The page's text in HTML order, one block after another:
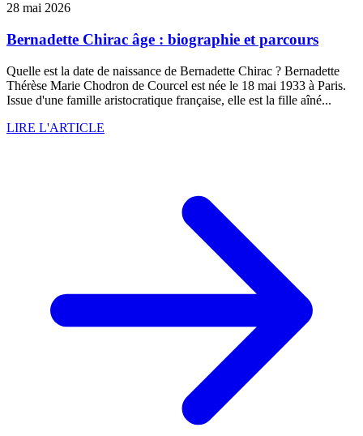
28 mai 2026
Bernadette Chirac âge : biographie et parcours
Quelle est la date de naissance de Bernadette Chirac ? Bernadette
Thérèse Marie Chodron de Courcel est née le 18 mai 1933 à Paris.
Issue d'une famille aristocratique française, elle est la fille aîné...
LIRE L'ARTICLE